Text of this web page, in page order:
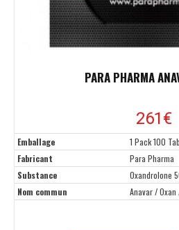
PARA PHARMA
261€
Emballage
1 Pack 100
Fabricant
Para Pharma
Substance
Oxandrolone
Nom commun
Anavar / Oxan